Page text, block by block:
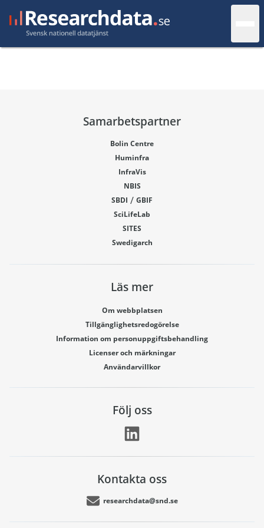
Samarbetspartner
Bolin Centre
Huminfra
InfraVis
NBIS
SBDI / GBIF
SciLifeLab
SITES
Swedigarch
Läs mer
Om webbplatsen
Tillgänglighetsredogörelse
Information om personuppgiftsbehandling
Licenser och märkningar
Användarvillkor
Följ oss
Kontakta oss
researchdata@snd.se